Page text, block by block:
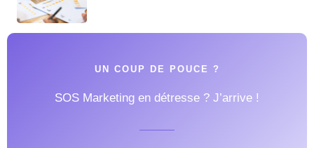
UN COUP DE POUCE ?
SOS Marketing en détresse ? J’arrive !